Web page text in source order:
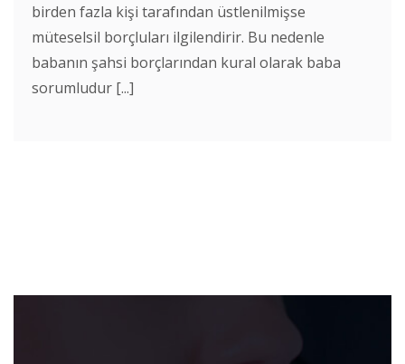
birden fazla kişi tarafından üstlenilmişse
müteselsil borçluları ilgilendirir. Bu nedenle
babanın şahsi borçlarından kural olarak baba
sorumludur [...]